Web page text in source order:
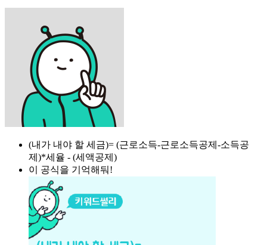
(내가 내야 할 세금)= (근로소득-근로소득공제-소득공
제)*세율 - (세액공제)
이 공식을 기억해둬!